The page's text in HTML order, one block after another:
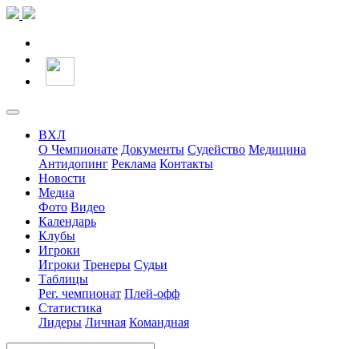
ВХЛ
О Чемпионате Документы Судейство Медицина
Антидопинг Реклама Контакты
Новости
Медиа
Фото Видео
Календарь
Клубы
Игроки
Игроки Тренеры Судьи
Таблицы
Рег. чемпионат Плей-офф
Статистика
Лидеры Личная Командная